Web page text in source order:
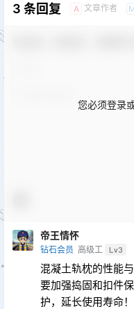
3 条回复 A 文章作者
您必须登录
帝王情怀
钻石会员 高级工 Lv3
混凝土轨枕的性能
要加强捣固和扣件
护，延长使用寿命